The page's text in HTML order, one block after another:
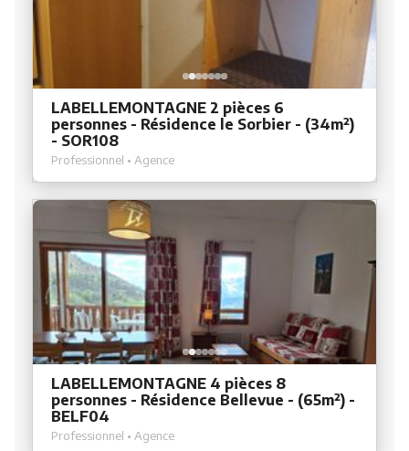
LABELLEMONTAGNE 2 pièces 6
personnes - Résidence le Sorbier - (34m²)
- SOR108
Professionnel • Agence
LABELLEMONTAGNE 4 pièces 8
personnes - Résidence Bellevue - (65m²) -
BELF04
Professionnel • Agence